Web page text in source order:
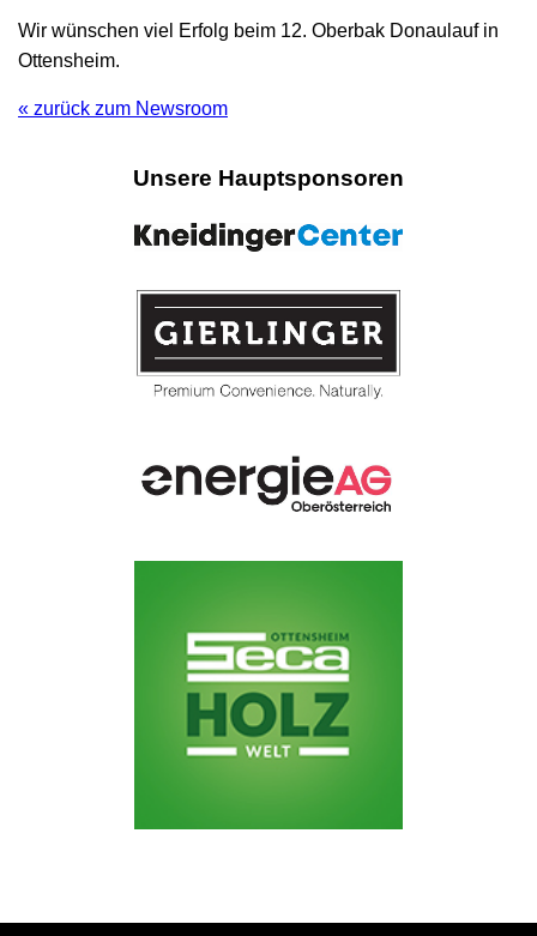
Wir wünschen viel Erfolg beim 12. Oberbak Donaulauf in
Ottensheim.
« zurück zum Newsroom
Unsere Hauptsponsoren